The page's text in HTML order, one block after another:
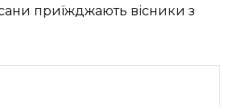
приїжджають вісники з